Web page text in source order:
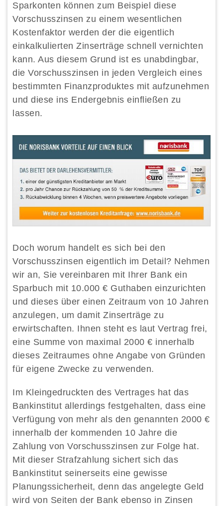
Sparkonten können zum Beispiel diese
Vorschusszinsen zu einem wesentlichen
Kostenfaktor werden der die eigentlich
einkalkulierten Zinserträge schnell vernichten
kann. Aus diesem Grund ist es unabdingbar,
die Vorschusszinsen in jeden Vergleich eines
bestimmten Finanzproduktes mit aufzunehmen
und diese ins Endergebnis einfließen zu
lassen.
Doch worum handelt es sich bei den
Vorschusszinsen eigentlich im Detail? Nehmen
wir an, Sie vereinbaren mit Ihrer Bank ein
Sparbuch mit 10.000 € Guthaben einzurichten
und dieses über einen Zeitraum von 10 Jahren
anzulegen, um damit Zinserträge zu
erwirtschaften. Ihnen steht es laut Vertrag frei,
eine Summe von maximal 2000 € innerhalb
dieses Zeitraumes ohne Angabe von Gründen
für eigene Zwecke zu verwenden.
Im Kleingedruckten des Vertrages hat das
Bankinstitut allerdings festgehalten, dass eine
Verfügung von mehr als den genannten 2000 €
innerhalb der kommenden 10 Jahre die
Zahlung von Vorschusszinsen zur Folge hat.
Mit dieser Strafzahlung sichert sich das
Bankinstitut seinerseits eine gewisse
Planungssicherheit, denn das angelegte Geld
wird von Seiten der Bank ebenso in Zinsen